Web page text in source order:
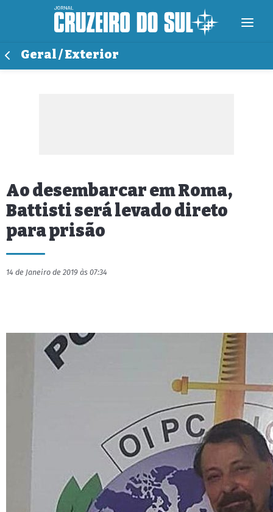
Geral / Exterior
Ao desembarcar em Roma,
Battisti será levado direto
para prisão
14 de Janeiro de 2019 às 07:34